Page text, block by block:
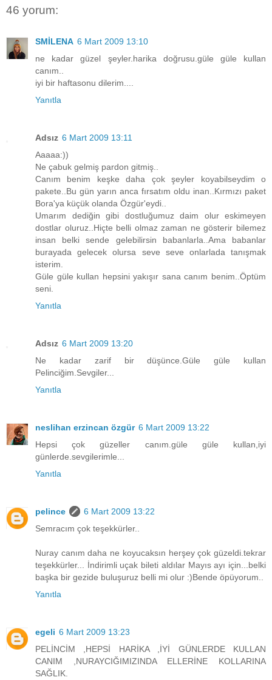
46 yorum:
SMİLENA 6 Mart 2009 13:10
ne kadar güzel şeyler.harika doğrusu.güle güle kullan
canım..
iyi bir haftasonu dilerim....
Yanıtla
Adsız 6 Mart 2009 13:11
Aaaaa:))
Ne çabuk gelmiş pardon gitmiş..
Canım benim keşke daha çok şeyler koyabilseydim o
pakete..Bu gün yarın anca fırsatım oldu inan..Kırmızı paket
Bora'ya küçük olanda Özgür'eydi..
Umarım dediğin gibi dostluğumuz daim olur eskimeyen
dostlar oluruz..Hiçte belli olmaz zaman ne gösterir bilemez
insan belki sende gelebilirsin babanlarla..Ama babanlar
burayada gelecek olursa seve seve onlarlada tanışmak
isterim.
Güle güle kullan hepsini yakışır sana canım benim..Öptüm
seni.
Yanıtla
Adsız 6 Mart 2009 13:20
Ne kadar zarif bir düşünce.Güle güle kullan
Pelinciğim.Sevgiler...
Yanıtla
neslihan erzincan özgür 6 Mart 2009 13:22
Hepsi çok güzeller canım.güle güle kullan,iyi
günlerde.sevgilerimle...
Yanıtla
pelince
6 Mart 2009 13:22
Semracım çok teşekkürler..
Nuray canım daha ne koyucaksın herşey çok güzeldi.tekrar
teşekkürler... İndirimli uçak bileti aldılar Mayıs ayı için...belki
başka bir gezide buluşuruz belli mi olur :)Bende öpüyorum..
Yanıtla
egeli 6 Mart 2009 13:23
PELİNCİM ,HEPSİ HARİKA ,İYİ GÜNLERDE KULLAN
CANIM ,NURAYCIĞIMIZINDA ELLERİNE KOLLARINA
SAĞLIK.